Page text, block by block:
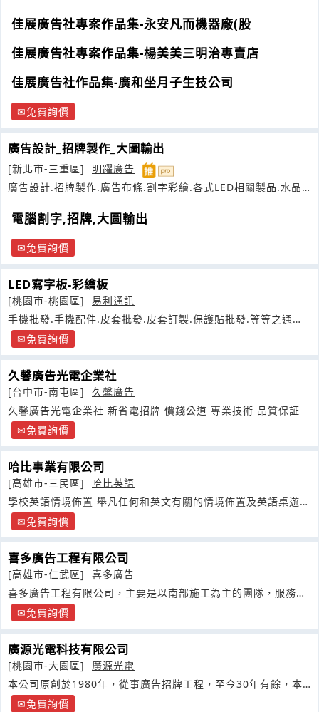
佳展廣告社專案作品集-永安凡而機器廠(股
佳展廣告社專案作品集-楊美美三明治專賣店
佳展廣告社作品集-廣和坐月子生技公司
免費詢價
廣告設計_招牌製作_大圖輸出
[新北市-三重區]
明躍廣告
廣告設計.招牌製作.廣告布條.割字彩繪.各式LED相關製品.水晶
電腦割字,招牌,大圖輸出
免費詢價
LED寫字板-彩繪板
[桃園市-桃園區]
易利通訊
手機批發.手機配件.皮套批發.皮套訂製.保護貼批發.等等之通訊
相關器材銷售
免費詢價
久馨廣告光電企業社
[台中市-南屯區]
久馨廣告
久馨廣告光電企業社 新省電招牌 價錢公道 專業技術 品質保証
免費詢價
哈比事業有限公司
[高雄市-三民區]
哈比英語
學校英語情境佈置 舉凡任何和英文有關的情境佈置及英語桌遊、
英語點讀系列
免費詢價
喜多廣告工程有限公司
[高雄市-仁武區]
喜多廣告
喜多廣告工程有限公司，主要是以南部施工為主的團隊，服務項
目如下免費詢價
廣源光電科技有限公司
[桃園市-大園區]
廣源光電
本公司原創於1980年，從事廣告招牌工程，至今30年有餘，本
公司秉持永續經營
免費詢價